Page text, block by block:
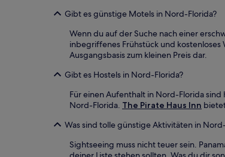
Gibt es günstige Motels in Nord-Florida?
Wenn du auf der Suche nach einer
inbegriffenes Frühstück und
Ausgangsbasis zum kleinen Preis dar.
Gibt es Hostels in Nord-Florida?
Für einen Aufenthalt in Nord-Florida
Nord-Florida. The Pirate Haus Inn
Was sind tolle günstige Aktivitäten in
Sightseeing muss nicht teuer sein.